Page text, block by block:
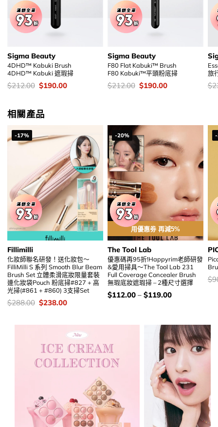
Sigma Beauty
4DHD™ Kabuki Brush
4DHD™ Kabuki 遮瑕掃
價
錢：
$212.00 Original
price
$190.00Current
Sigma Beauty
F80 Flat Kabuki™ Brush
F80 Kabuki™平頭粉底掃
價
錢：
$212.00 Original
price
$190.00Current
旅
價
錢
$
相關產品
-17%
Fillimilli
化妝師聯名研發！送化妝包～
FilliMilli S 系列 Smooth Blur Beam
Brush Set 立體柔滑底妝限量套裝
連化妝袋Pouch 粉底掃#827 + 高
光掃(#861 + #860) 3支掃Set
價
錢：
$288.00 Original
price
$288.00.
$238.00Current
$238.00.
-20%
用優惠劵 再減5%
The Tool Lab
優惠碼再95折!Happyrim老師研發
&愛用掃具～The Tool Lab 231
Full Coverage Concealer Brush
無瑕底妝遮瑕掃 – 2種尺寸選擇
價
錢：
$112.00– $119.00
價
錢
$